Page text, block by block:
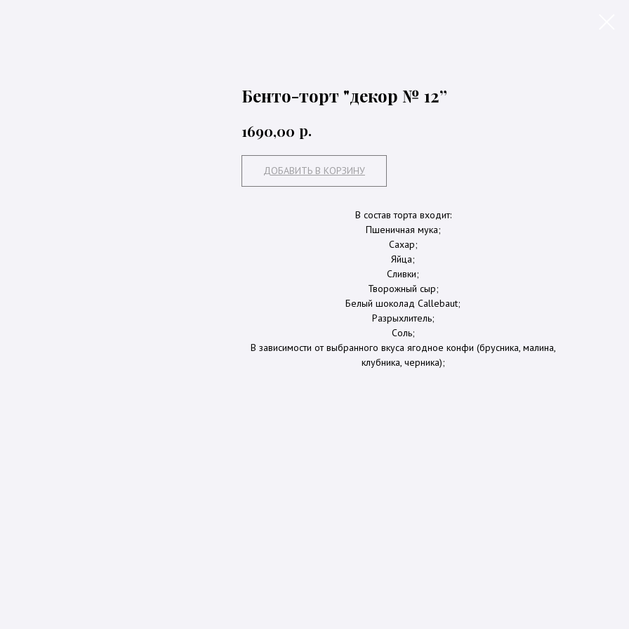
Бенто-торт "декор № 12”
1690,00 р.
ДОБАВИТЬ В КОРЗИНУ
В состав торта входит:
Пшеничная мука;
Сахар;
Яйца;
Сливки;
Творожный сыр;
Белый шоколад Callebaut;
Разрыхлитель;
Соль;
В зависимости от выбранного вкуса ягодное конфи (брусника, малина,
клубника, черника);